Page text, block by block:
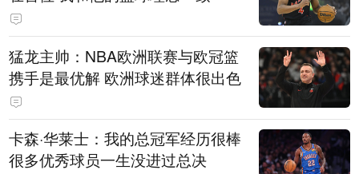
猛龙主帅：NBA欧洲联赛与欧冠篮
携手是最优解 欧洲球迷群体很出色
卡森·华莱士：我的总冠军经历很棒
很多优秀球员一生没进过总决